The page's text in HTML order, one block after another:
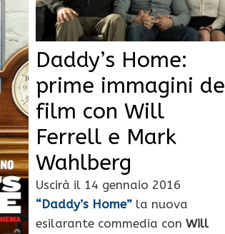
Daddy’s Home:
prime immagini
film con Will
Ferrell e Mark
Wahlberg
Uscirà il 14 gennaio 2016
“Daddy’s Home”la nuova
esilarante commedia con Will